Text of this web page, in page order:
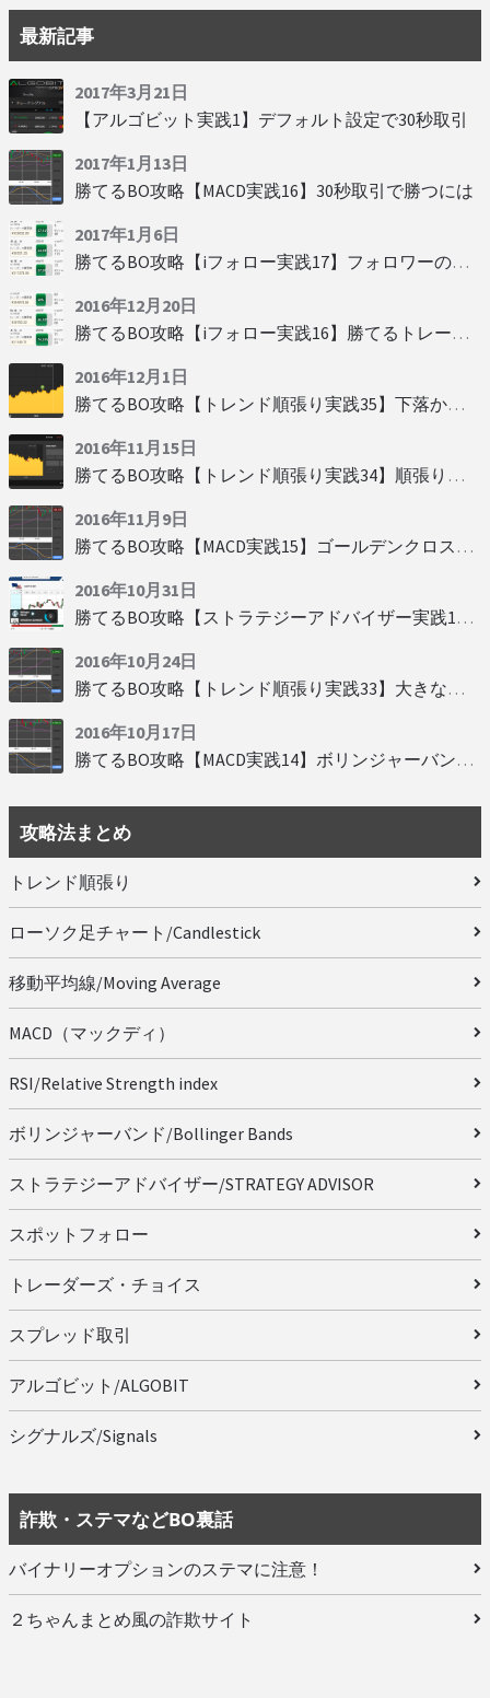
最新記事
2017年3月21日
【アルゴビット実践1】デフォルト設定で30秒取引
2017年1月13日
勝てるBO攻略【MACD実践16】30秒取引で勝つには
2017年1月6日
勝てるBO攻略【iフォロー実践17】フォロワーの少ない人をフォローする
2016年12月20日
勝てるBO攻略【iフォロー実践16】勝てるトレーダーを見抜く
2016年12月1日
勝てるBO攻略【トレンド順張り実践35】下落からの反発を見極める
2016年11月15日
勝てるBO攻略【トレンド順張り実践34】順張りに適した変動
2016年11月9日
勝てるBO攻略【MACD実践15】ゴールデンクロスで勝つ
2016年10月31日
勝てるBO攻略【ストラテジーアドバイザー実践19】慌てず自動分析
2016年10月24日
勝てるBO攻略【トレンド順張り実践33】大きな変動にすべり込み
2016年10月17日
勝てるBO攻略【MACD実践14】ボリンジャーバンドとともに相場を読む
攻略法まとめ
トレンド順張り
ローソク足チャート/Candlestick
移動平均線/Moving Average
MACD（マックディ）
RSI/Relative Strength index
ボリンジャーバンド/Bollinger Bands
ストラテジーアドバイザー/STRATEGY ADVISOR
スポットフォロー
トレーダーズ・チョイス
スプレッド取引
アルゴビット/ALGOBIT
シグナルズ/Signals
詐欺・ステマなどBO裏話
バイナリーオプションのステマに注意！
２ちゃんまとめ風の詐欺サイト